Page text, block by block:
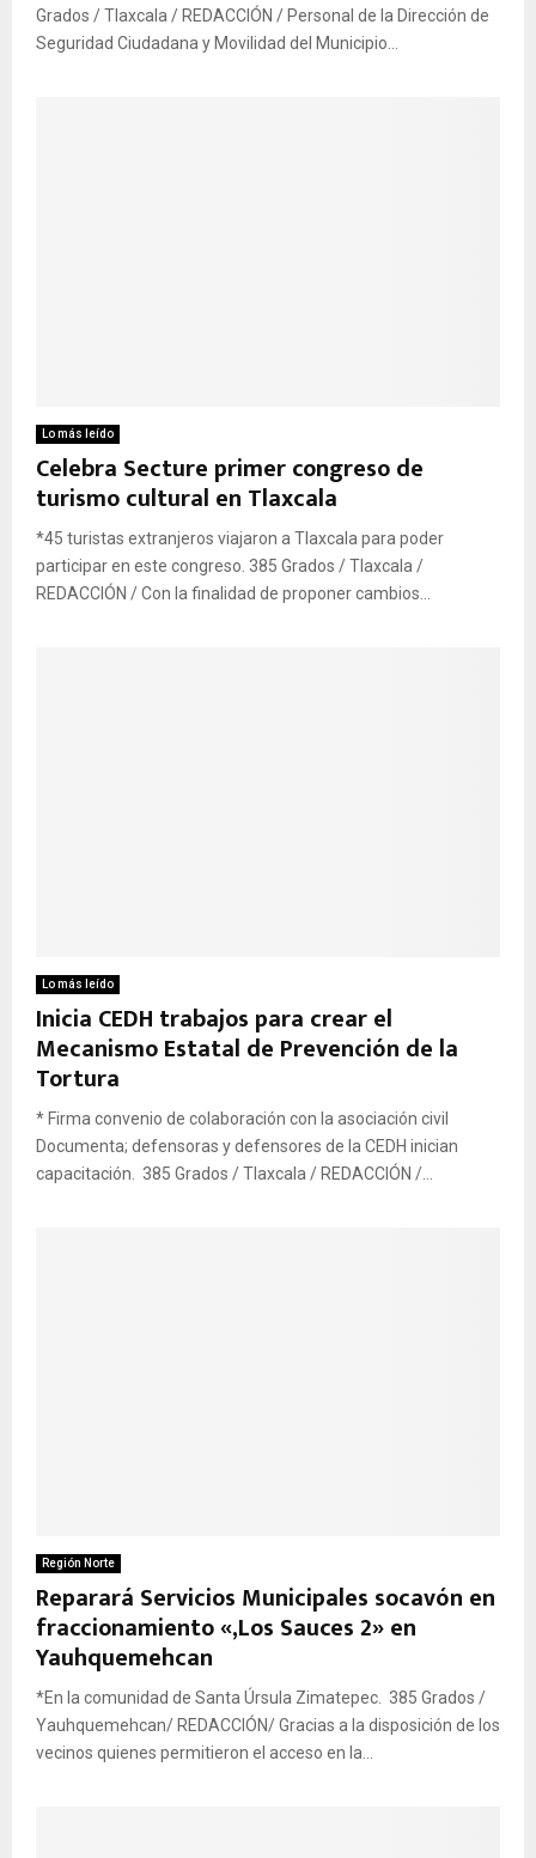
Grados / Tlaxcala / REDACCIÓN / Personal de la Dirección de
Seguridad Ciudadana y Movilidad del Municipio...
Lo más leído
Celebra Secture primer congreso de
turismo cultural en Tlaxcala
*45 turistas extranjeros viajaron a Tlaxcala para poder
participar en este congreso. 385 Grados / Tlaxcala /
REDACCIÓN / Con la finalidad de proponer cambios...
Lo más leído
Inicia CEDH trabajos para crear el
Mecanismo Estatal de Prevención de la
Tortura
* Firma convenio de colaboración con la asociación civil
Documenta; defensoras y defensores de la CEDH inician
capacitación. 385 Grados / Tlaxcala / REDACCIÓN /...
Región Norte
Reparará Servicios Municipales socavón en
fraccionamiento «,Los Sauces 2» en
Yauhquemehcan
*En la comunidad de Santa Úrsula Zimatepec. 385 Grados /
Yauhquemehcan/ REDACCIÓN/ Gracias a la disposición de los
vecinos quienes permitieron el acceso en la...